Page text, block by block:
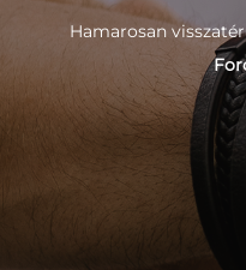
Hamarosan